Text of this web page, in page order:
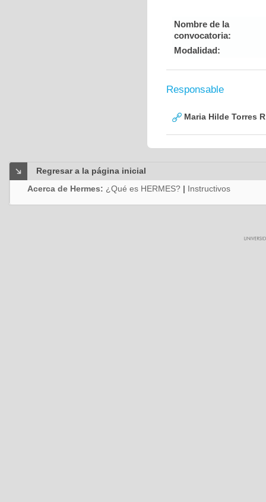
Nombre de la
convocatoria:
Modalidad:
Responsable
Maria Hilde Torres
Regresar a la página inicial
Acerca de Hermes: ¿Qué es HERMES? | Instructivos